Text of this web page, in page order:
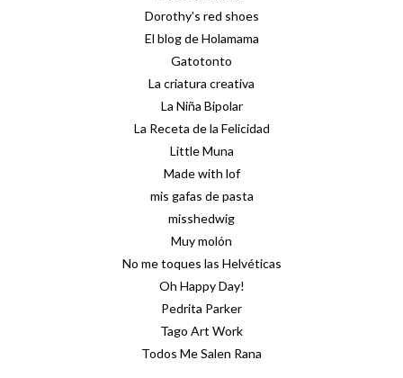
Dorothy's red shoes
El blog de Holamama
Gatotonto
La criatura creativa
La Niña Bipolar
La Receta de la Felicidad
Little Muna
Made with lof
mis gafas de pasta
misshedwig
Muy molón
No me toques las Helvéticas
Oh Happy Day!
Pedrita Parker
Tago Art Work
Todos Me Salen Rana